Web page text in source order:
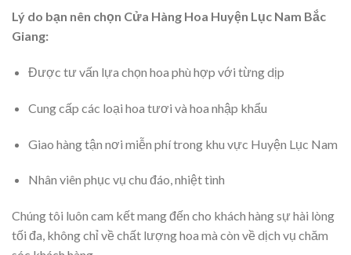
Lý do bạn nên chọn Cửa Hàng Hoa Huyện Lục Nam Bắc
Giang:
Được tư vấn lựa chọn hoa phù hợp với từng dịp
Cung cấp các loại hoa tươi và hoa nhập khẩu
Giao hàng tận nơi miễn phí trong khu vực Huyện Lục Nam
Nhân viên phục vụ chu đáo, nhiệt tình
Chúng tôi luôn cam kết mang đến cho khách hàng sự hài lòng
tối đa, không chỉ về chất lượng hoa mà còn về dịch vụ chăm